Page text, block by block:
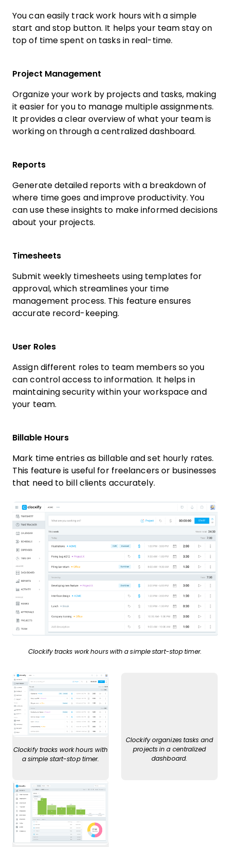
You can easily track work hours with a simple
start and stop button. It helps your team stay on
top of time spent on tasks in real-time.
Project Management
Organize your work by projects and tasks, making
it easier for you to manage multiple assignments.
It provides a clear overview of what your team is
working on through a centralized dashboard.
Reports
Generate detailed reports with a breakdown of
where time goes and improve productivity. You
can use these insights to make informed decisions
about your projects.
Timesheets
Submit weekly timesheets using templates for
approval, which streamlines your time
management process. This feature ensures
accurate record-keeping.
User Roles
Assign different roles to team members so you
can control access to information. It helps in
maintaining security within your workspace and
your team.
Billable Hours
Mark time entries as billable and set hourly rates.
This feature is useful for freelancers or businesses
that need to bill clients accurately.
Clockify tracks work hours with a simple start-stop timer.
Clockify tracks work hours with
a simple start-stop timer.
Clockify organizes tasks and
projects in a centralized
dashboard.